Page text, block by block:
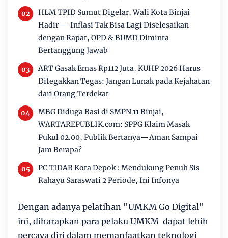
HLM TPID Sumut Digelar, Wali Kota Binjai
Hadir — Inflasi Tak Bisa Lagi Diselesaikan
dengan Rapat, OPD & BUMD Diminta
Bertanggung Jawab
ART Gasak Emas Rp112 Juta, KUHP 2026 Harus
Ditegakkan Tegas: Jangan Lunak pada Kejahatan
dari Orang Terdekat
MBG Diduga Basi di SMPN 11 Binjai,
WARTAREPUBLIK.com: SPPG Klaim Masak
Pukul 02.00, Publik Bertanya—Aman Sampai
Jam Berapa?
PC TIDAR Kota Depok : Mendukung Penuh Sis
Rahayu Saraswati 2 Periode, Ini Infonya
Dengan adanya pelatihan "UMKM Go Digital"
ini, diharapkan para pelaku UMKM dapat lebih
percaya diri dalam memanfaatkan teknologi